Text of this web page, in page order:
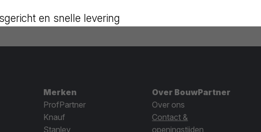
en snelle levering
Merken
ProfPartner
Knauf
Stanley
Over BouwPartner
Over ons
Contact &
openingstijden